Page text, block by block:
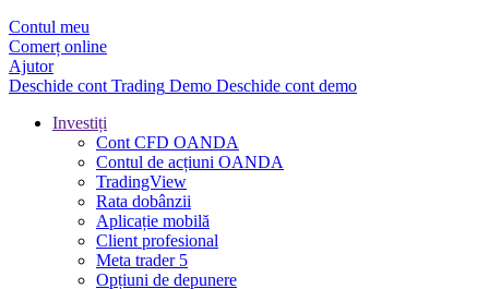
Contul meu
Comerț online
Ajutor
Deschide cont Trading Demo Deschide cont demo
Investiți
Cont CFD OANDA
Contul de acțiuni OANDA
TradingView
Rata dobânzii
Aplicație mobilă
Client profesional
Meta trader 5
Opțiuni de depunere